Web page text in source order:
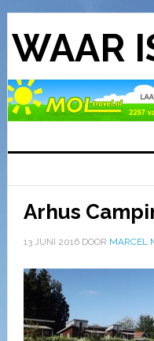
WAAR
Arhus
13 JUNI 2016DOOR MARCEL